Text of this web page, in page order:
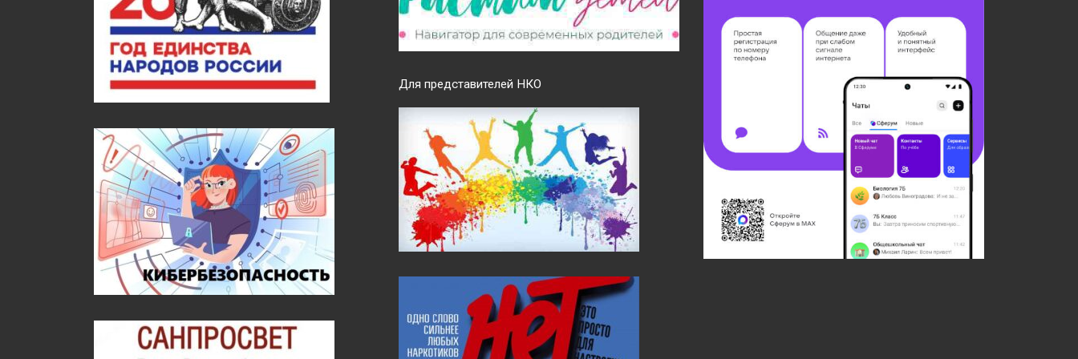
Для представителей НКО